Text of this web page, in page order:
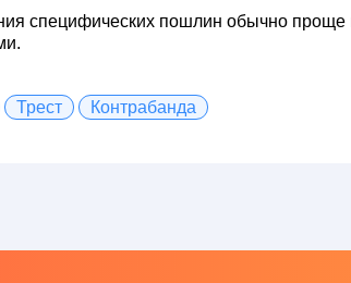
специфических пошлин обычно
Трест Контрабанда